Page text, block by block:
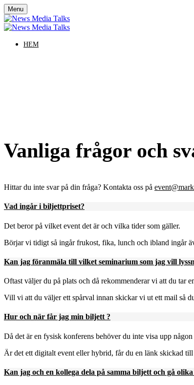
Menu
HEM
Vanliga frågor och
Hittar du inte svar på din fråga? Kontakta oss på
Vad ingår i biljettpriset?
Det beror på vilket event det är och vilka tider som gäller.
Börjar vi tidigt så ingår frukost, fika, lunch och ibland ingår
Kan jag föranmäla till vilket seminarium som jag vill
Oftast väljer du på plats och då rekommenderar vi att du tar
Vill vi att du väljer ett spårval innan skickar vi ut ett mail så
Hur och när får jag min biljett ?
Då det är en fysisk konferens behöver du inte visa upp
Är det ett digitalt event eller hybrid, får du en länk skickad
Kan jag och en kollega dela på samma biljett och gå